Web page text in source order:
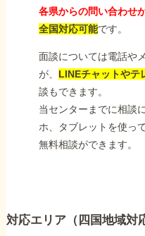
各県からの問い合わせ
全国対応可能です。
面談については電話や
が、 LINEチャットやテ
談もできます。
当センターまでに相談
ホ、タブレットを使っ
無料相談ができます。
対応エリア（四国地域対